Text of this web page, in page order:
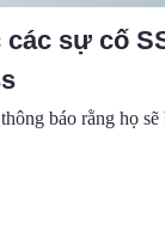
các sự cố
báo rằng họ sẽ